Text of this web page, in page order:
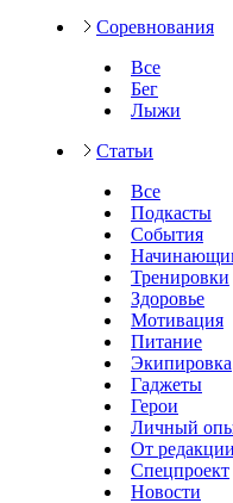
Соревнования
Все
Бег
Лыжи
Статьи
Все
Подкасты
События
Тренировки
Здоровье
Мотивация
Питание
Экипировка
Гаджеты
Герои
Личный
От редакции
Спецпроект
Новости